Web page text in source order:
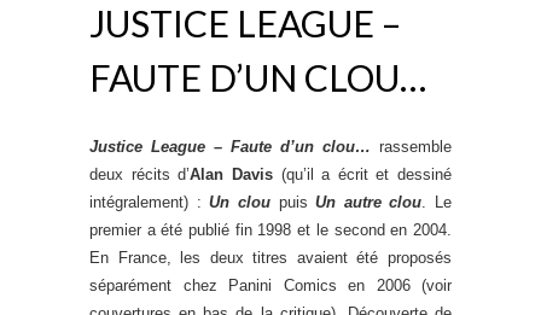
JUSTICE LEAGUE –
FAUTE D’UN CLOU…
Justice League – Faute d’un clou… rassemble
deux récits d’Alan Davis(qu’il a écrit et dessiné
intégralement) :Un cloupuisUn autre clou. Le
premier a été publié fin 1998 et le second en 2004.
En France, les deux titres avaient été proposés
séparément chez Panini Comics en 2006 (voir